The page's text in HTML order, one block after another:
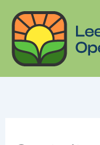
naar
inhoud